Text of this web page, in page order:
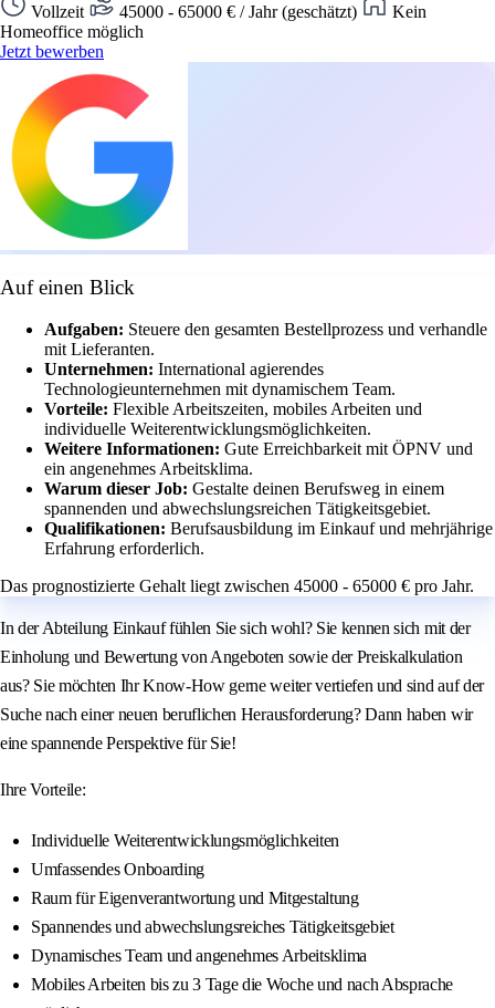
Vollzeit 45000 - 65000 € / Jahr (geschätzt)
Kein
Homeoffice möglich
Jetzt bewerben
Auf einen Blick
Aufgaben: Steuere den gesamten Bestellprozess und verhandle
mit Lieferanten.
Unternehmen: International agierendes
Technologieunternehmen mit dynamischem Team.
Vorteile: Flexible Arbeitszeiten, mobiles Arbeiten und
individuelle Weiterentwicklungsmöglichkeiten.
Weitere Informationen: Gute Erreichbarkeit mit ÖPNV und
ein angenehmes Arbeitsklima.
Warum dieser Job: Gestalte deinen Berufsweg in einem
spannenden und abwechslungsreichen Tätigkeitsgebiet.
Qualifikationen: Berufsausbildung im Einkauf und mehrjährige
Erfahrung erforderlich.
Das prognostizierte Gehalt liegt zwischen 45000 - 65000 € pro Jahr.
In der Abteilung Einkauf fühlen Sie sich wohl? Sie kennen sich mit der
Einholung und Bewertung von Angeboten sowie der Preiskalkulation
aus? Sie möchten Ihr Know-How gerne weiter vertiefen und sind auf der
Suche nach einer neuen beruflichen Herausforderung? Dann haben wir
eine spannende Perspektive für Sie!
Ihre Vorteile:
Individuelle Weiterentwicklungsmöglichkeiten
Umfassendes Onboarding
Raum für Eigenverantwortung und Mitgestaltung
Spannendes und abwechslungsreiches Tätigkeitsgebiet
Dynamisches Team und angenehmes Arbeitsklima
Mobiles Arbeiten bis zu 3 Tage die Woche und nach Absprache